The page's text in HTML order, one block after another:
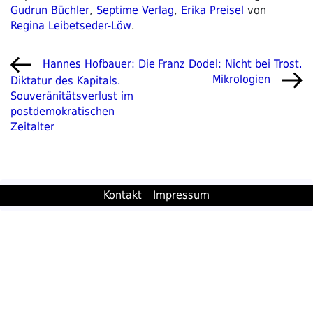
Gudrun Büchler, Septime Verlag, Erika Preisel von
Regina Leibetseder-Löw.
Beitragsnavigation
Vorheriger
Beitrag
Hannes Hofbauer: Die
Diktatur des Kapitals.
Souveränitätsverlust im
postdemokratischen
Zeitalter
Nächster
Franz Dodel: Nicht bei Trost.
Mikrologien
Kontakt Impressum